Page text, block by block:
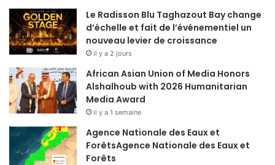
Le Radisson Blu Taghazout Bay change
d’échelle et fait de l’événementiel un
nouveau levier de croissance
il y a 2 jours
African Asian Union of Media Honors
Alshalhoub with 2026 Humanitarian
Media Award
il y a 1 semaine
Agence Nationale des Eaux et
ForêtsAgence Nationale des Eaux et
Forêts